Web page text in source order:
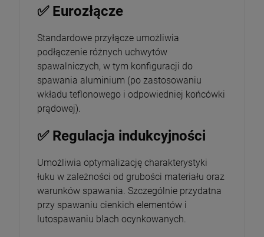
✅ Eurozłącze
Standardowe przyłącze umożliwia
podłączenie różnych uchwytów
spawalniczych, w tym konfiguracji do
spawania aluminium (po zastosowaniu
wkładu teflonowego i odpowiedniej końcówki
prądowej).
✅ Regulacja indukcyjności
Umożliwia optymalizację charakterystyki
łuku w zależności od grubości materiału oraz
warunków spawania. Szczególnie przydatna
przy spawaniu cienkich elementów i
lutospawaniu blach ocynkowanych.